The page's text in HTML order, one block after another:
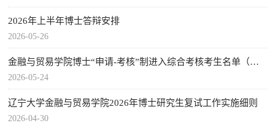
2026年上半年博士答辩安排
2026-05-26
金融与贸易学院博士“申请-考核”制进入综合考核考生名单（第二批）
2026-05-24
辽宁大学金融与贸易学院2026年博士研究生复试工作实施细则
2026-04-30